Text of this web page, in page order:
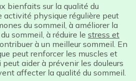
bienfaits sur la qualité du
activité physique régulière peut
du sommeil, à améliorer la
sommeil, à réduire le stress et
à un meilleur sommeil. En
peut renforcer les muscles et
aider à prévenir les douleurs
affecter la qualité du sommeil.